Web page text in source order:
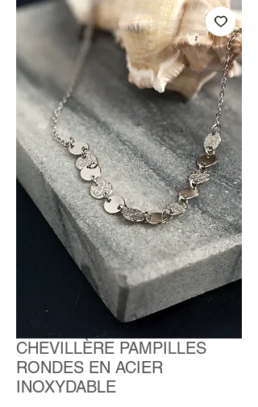
CHEVILLÈRE PAMPILLES
RONDES EN ACIER
INOXYDABLE